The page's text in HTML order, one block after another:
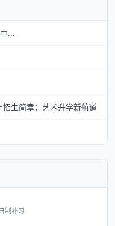
...
生简章：艺术升学新航道
制补习